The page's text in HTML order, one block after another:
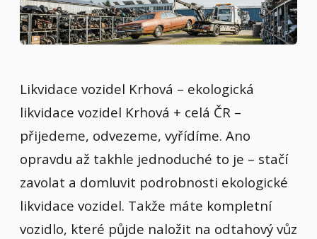
Likvidace vozidel Krhová – ekologická
likvidace vozidel Krhová + celá ČR –
přijedeme, odvezeme, vyřídíme. Ano
opravdu až takhle jednoduché to je – stačí
zavolat a domluvit podrobnosti ekologické
likvidace vozidel. Takže máte kompletní
vozidlo, které půjde naložit na odtahový vůz